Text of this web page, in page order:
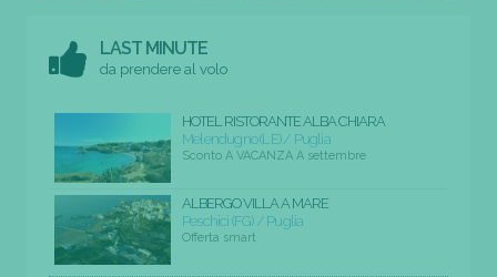
LAST MINUTE
da prendere al volo
HOTEL RISTORANTE ALBA CHIARA
Melendugno (LE) / Puglia
Sconto A VACANZA A settembre
ALBERGO VILLA A MARE
Peschici (FG) / Puglia
Offerta smart